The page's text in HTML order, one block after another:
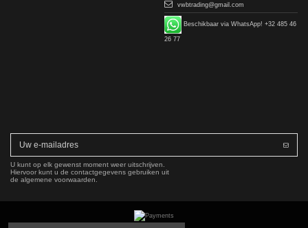
vwbtrading@gmail.com
Beschikbaar via WhatsApp! +32 485 46
26 77
U kunt op elk gewenst moment weer uitschrijven.
Hiervoor kunt u de contactgegevens gebruiken uit
de algemene voorwaarden.